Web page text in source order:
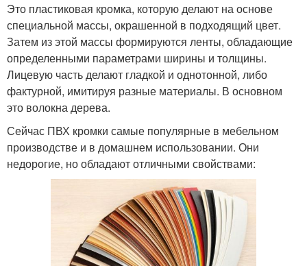
Это пластиковая кромка, которую делают на основе
специальной массы, окрашенной в подходящий цвет.
Затем из этой массы формируются ленты, обладающие
определенными параметрами ширины и толщины.
Лицевую часть делают гладкой и однотонной, либо
фактурной, имитируя разные материалы. В основном
это волокна дерева.
Сейчас ПВХ кромки самые популярные в мебельном
производстве и в домашнем использовании. Они
недорогие, но обладают отличными свойствами: